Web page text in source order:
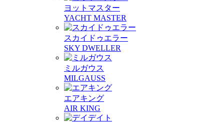
ヨットマスター
YACHT MASTER
スカイドゥエラー
SKY DWELLER
ミルガウス
MILGAUSS
エアキング
AIR KING